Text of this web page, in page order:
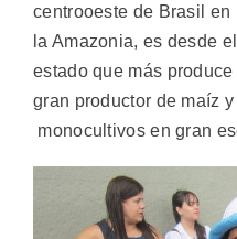
centrooeste de Brasil
la Amazonia, es desde
estado que más
gran productor de maíz
monocultivos en gran